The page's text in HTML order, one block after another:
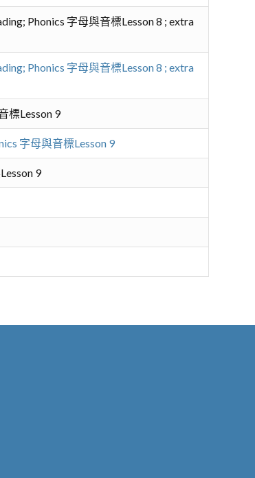
Phonics 字母與音標Lesson 8 ; extra
Phonics 字母與音標Lesson 8 ; extra
標Lesson 9
字母與音標Lesson 9
9